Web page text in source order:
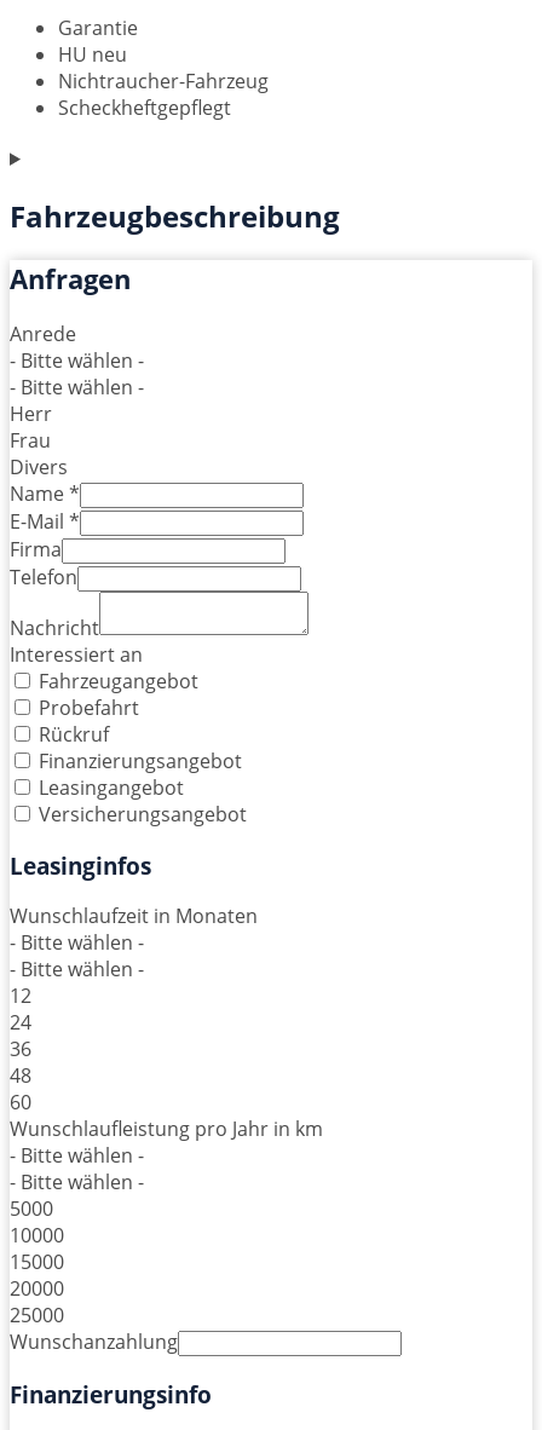
Garantie
HU neu
Nichtraucher-Fahrzeug
Scheckheftgepflegt
Fahrzeugbeschreibung
Anfragen
Anrede
- Bitte wählen -
- Bitte wählen -
Herr
Frau
Divers
Name *
E-Mail *
Firma
Telefon
Nachricht
Interessiert an
Fahrzeugangebot
Probefahrt
Rückruf
Finanzierungsangebot
Leasingangebot
Versicherungsangebot
Leasinginfos
Wunschlaufzeit in Monaten
- Bitte wählen -
- Bitte wählen -
12
24
36
48
60
Wunschlaufleistung pro Jahr in km
- Bitte wählen -
- Bitte wählen -
5000
10000
15000
20000
25000
Wunschanzahlung
Finanzierungsinfo